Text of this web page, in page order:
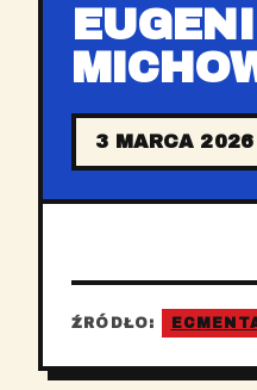
3 MARCA 2026
ŹRÓDŁO: